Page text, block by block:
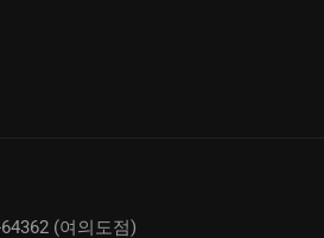
(여의도점)